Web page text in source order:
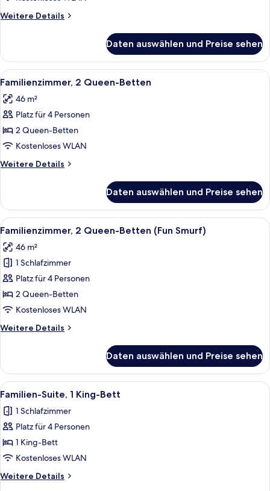
barrierefrei
anzeigen
Weitere Details
Weitere
1 King-
Bett,
barrierefrei
Daten auswählen und Preise sehen
Alle
Fotos
für
Familienzimmer,
2 Queen-
Betten
anzeigen
Ein Hotelzimmer mit zwei Betten,
4
Familienzimmer, 2 Queen-Betten
46 m²
Platz für 4 Personen
2 Queen-Betten
Kostenloses WLAN
Weitere Details
Weitere
2 Queen-
Betten
Daten auswählen und Preise sehen
Alle
Fotos
für
Familienzimmer,
2 Queen-
Betten
(Fun
anzeigen
Ein Hotelzimmer mit einer großen
8
Familienzimmer, 2 Queen-Betten (Fun Smurf)
46 m²
1 Schlafzimmer
Platz für 4 Personen
2 Queen-Betten
Kostenloses WLAN
Weitere Details
Weitere
2 Queen-
Betten
(Fun
Daten auswählen und Preise sehen
Alle
Fotos
für
Familien-
Suite,
1 King-
Bett
anzeigen
Ein Hotelzimmer mit einem großen
4
Familien-Suite, 1 King-Bett
1 Schlafzimmer
Platz für 4 Personen
1 King-Bett
Kostenloses WLAN
Weitere Details
Weitere